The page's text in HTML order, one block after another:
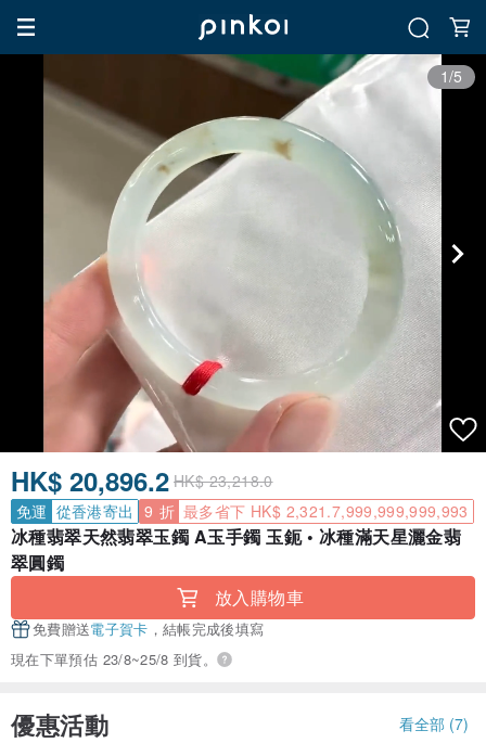
1/5
HK$ 20,896.2 HK$ 23,218.0
免運 從香港寄出 9 折 最多省下 HK$ 2,321.7,999,999,999,993
冰種翡翠天然翡翠玉鐲 A玉手鐲 玉鈪 • 冰種滿天星灑金翡
翠圓鐲
放入購物車
免費贈送電子賀卡 ，結帳完成後填寫
現在下單預估 23/8~25/8 到貨。
優惠活動 看全部 (7)